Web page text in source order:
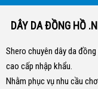
DÂY DA ĐỒNG HỒ
Shero chuyên dây da
cao cấp nhập khẩu.
Nhằm phục vụ nhu cầu